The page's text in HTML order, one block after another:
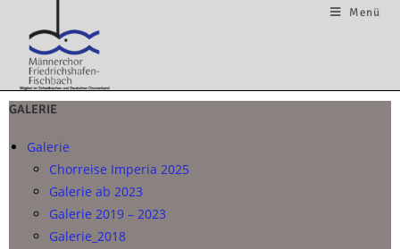
Menü
GALERIE
Galerie
Chorreise Imperia 2025
Galerie ab 2023
Galerie 2019 – 2023
Galerie_2018